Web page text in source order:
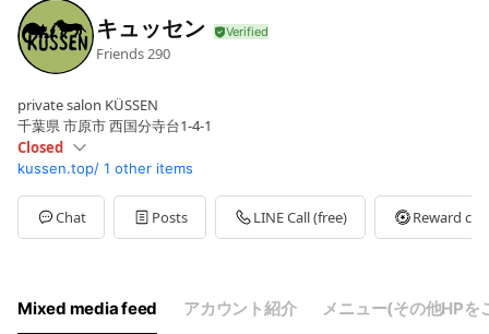
キュッセン
Friends290
private salon KÜSSEN
千葉県 市原市 西国分寺台1-4-1
Closed
SunClosed
Mon10:00 - 14:00
Tue10:00 - 14:00
Wed10:00 - 14:00
Sat
10:00 - 14:00
不定休
kussen.top/ 1 other items
Chat Posts LINE Call (free) Reward
Mixed media feed アカウント紹介 メニュー(その他HPを